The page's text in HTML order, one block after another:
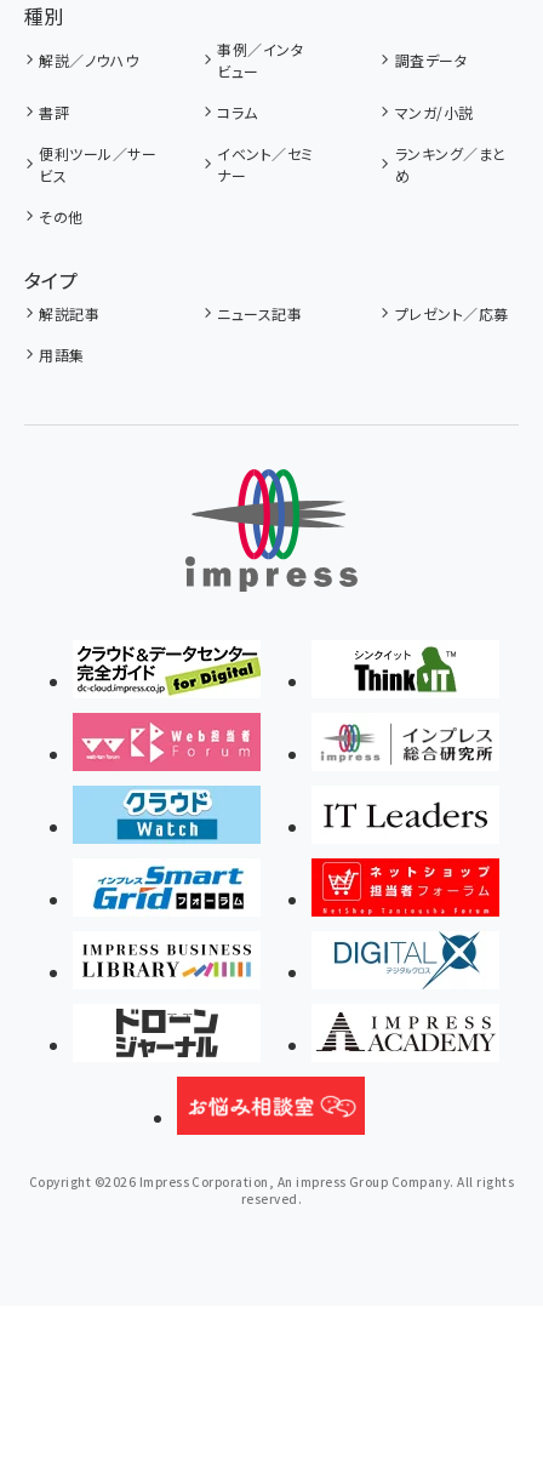
種別
解説／ノウハウ
事例／インタ
ビュー
調査データ
書評 コラム
マンガ/小説
便利ツール／サー
ビス
イベント／セミ
ナー
ランキング／まと
め
その他
タイプ
解説記事 ニュース記事
プレゼント／応募
用語集
Copyright ©2026 Impress Corporation, An impress Group Company. All rights
reserved.